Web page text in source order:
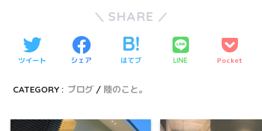
SHARE
ツイート シェア はてブ LINE Pocket
CATEGORY : ブログ 陸のこと。